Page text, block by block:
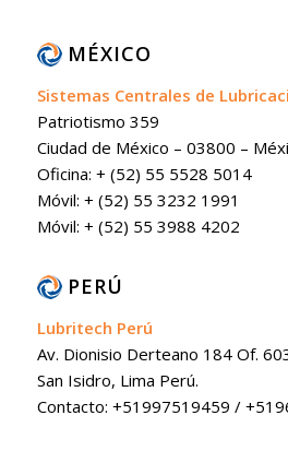
MÉXICO
Sistemas Centrales de
Patriotismo 359
Ciudad de México – 03800 –
Oficina: + (52) 55 5528 5014
Móvil: + (52) 55 3232 1991
Móvil: + (52) 55 3988 4202
PERÚ
Lubritech Perú
Av. Dionisio Derteano 184 Of.
San Isidro, Lima Perú.
Contacto: +51997519459 /